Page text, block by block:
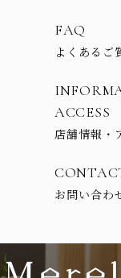
FAQ
よくあるご
ACCESS
店舗情報・
お問い合わ